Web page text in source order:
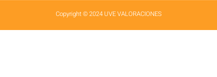
Copyright © 2024 UVE VALORACIONES